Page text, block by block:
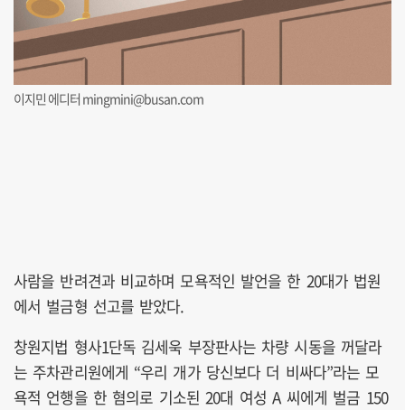
이지민 에디터 mingmini@busan.com
사람을 반려견과 비교하며 모욕적인 발언을 한 20대가 법원
에서 벌금형 선고를 받았다.
창원지법 형사1단독 김세욱 부장판사는 차량 시동을 꺼달라
는 주차관리원에게 “우리 개가 당신보다 더 비싸다”라는 모
욕적 언행을 한 혐의로 기소된 20대 여성 A 씨에게 벌금 150